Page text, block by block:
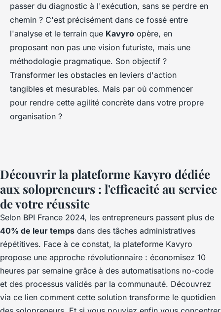
passer du diagnostic à l'exécution, sans se perdre en
chemin ? C'est précisément dans ce fossé entre
l'analyse et le terrain que Kavyro opère, en
proposant non pas une vision futuriste, mais une
méthodologie pragmatique. Son objectif ?
Transformer les obstacles en leviers d'action
tangibles et mesurables. Mais par où commencer
pour rendre cette agilité concrète dans votre propre
organisation ?
Découvrir la plateforme Kavyro dédiée
aux solopreneurs : l'efficacité au service
de votre réussite
Selon BPI France 2024, les entrepreneurs passent plus de
40% de leur temps dans des tâches administratives
répétitives. Face à ce constat, la plateforme Kavyro
propose une approche révolutionnaire : économisez 10
heures par semaine grâce à des automatisations no-code
et des processus validés par la communauté. Découvrez
via ce lien comment cette solution transforme le quotidien